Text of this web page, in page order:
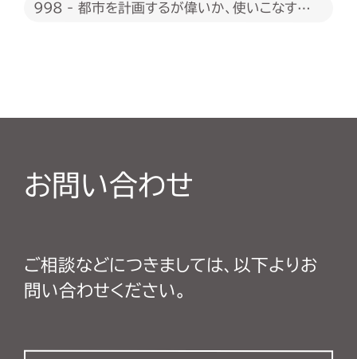
998 - 都市を計画するが偉いか、使いこなすが
お問い合わせ
ご相談などにつきましては、以下よりお
問い合わせください。